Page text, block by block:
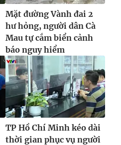
Mặt đường Vành đai 2
hư hỏng, người dân Cà
Mau tự cắm biển cảnh
báo nguy hiểm
TP Hồ Chí Minh kéo dài
thời gian phục vụ người